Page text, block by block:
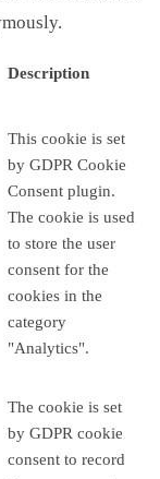
Description
This cookie is set
by GDPR Cookie
Consent plugin.
The cookie is used
to store the user
consent for the
cookies in the
category
"Analytics".
The cookie is set
by GDPR cookie
consent to record